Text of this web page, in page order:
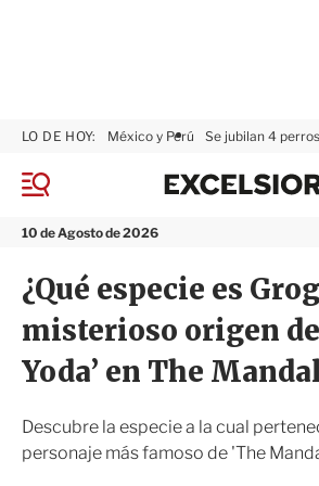
M
n
10 de Agosto de 2026
LO DE HOY: México y Perú Se jubilan 4
¿Qué especie es
misterioso origen de
Yoda’ en The
Descubre la especie a la cual
personaje más famoso de 'The